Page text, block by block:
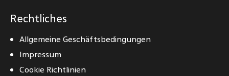
Rechtliches
Allgemeine Geschäftsbedingungen
Impressum
Cookie Richtlinien